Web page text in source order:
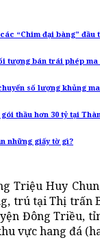
“Chim đại bàng”
tượng bán trái phép
số lượng khủng
thầu hơn 30 tỷ tại
những giấy tờ gì?
Triệu Huy
trú tại Thị trấn
Đông Triều,
vực hang đá